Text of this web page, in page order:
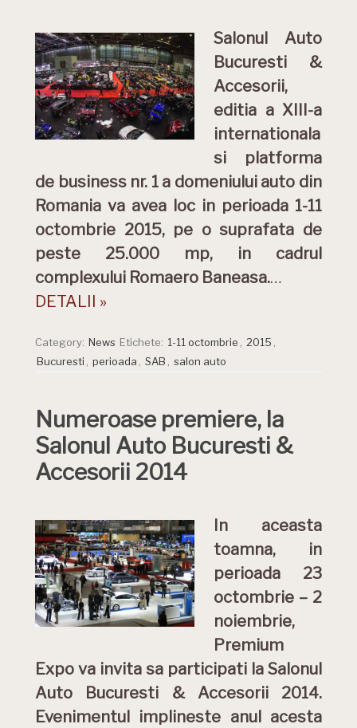
Salonul Auto
Bucuresti &
Accesorii,
editia a XIII-a
internationala
si platforma
de business nr. 1 a domeniului auto din
Romania va avea loc in perioada 1-11
octombrie 2015, pe o suprafata de
peste 25.000 mp, in cadrul
complexului Romaero Baneasa.…
DETALII »
Category: News Etichete: 1-11 octombrie , 2015 ,
Bucuresti , perioada , SAB , salon auto
Numeroase premiere, la
Salonul Auto Bucuresti &
Accesorii 2014
In aceasta
toamna, in
perioada 23
octombrie – 2
noiembrie,
Premium
Expo va invita sa participati la Salonul
Auto Bucuresti & Accesorii 2014.
Evenimentul implineste anul acesta